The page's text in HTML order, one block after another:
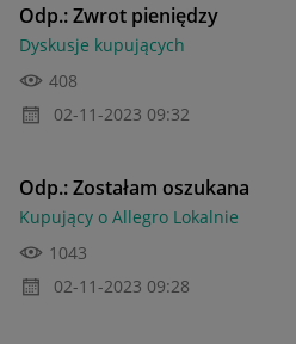
Odp.: Zwrot pieniędzy
Dyskusje kupujących
408
‎02-11-2023 09:32
Odp.: Zostałam oszukana
Kupujący o Allegro Lokalnie
1043
‎02-11-2023 09:28